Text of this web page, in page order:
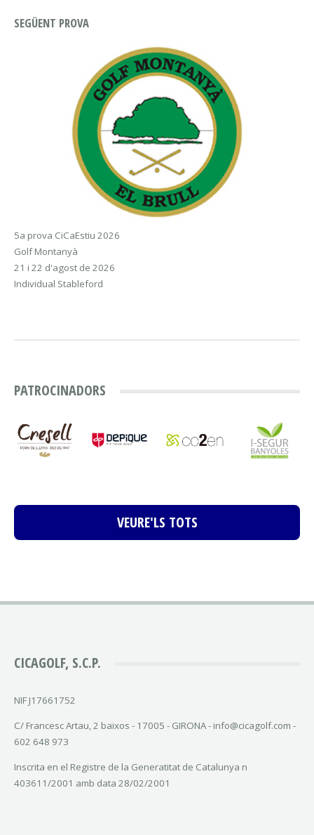
SEGÜENT PROVA
5a prova CiCaEstiu 2026
Golf Montanyà
21 i 22 d'agost de 2026
Individual Stableford
PATROCINADORS
VEURE'LS TOTS
CICAGOLF, S.C.P.
NIF J17661752
C/ Francesc Artau, 2 baixos - 17005 - GIRONA - info@cicagolf.com -
602 648 973
Inscrita en el Registre de la Generatitat de Catalunya n
403611/2001 amb data 28/02/2001